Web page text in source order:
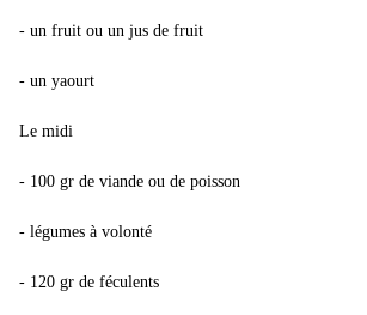
- un fruit ou un jus de fruit
- un yaourt
Le midi
- 100 gr de viande ou de poisson
- légumes à volonté
- 120 gr de féculents